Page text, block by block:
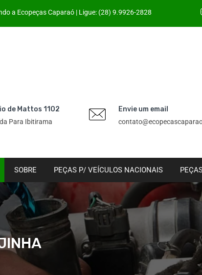
a Ecopeças Caparaó | Ligue: (28) 9.9926-2828
de Mattos 1102
Para Ibitirama
Envie um email
SOBRE PEÇAS P/ VEÍCULOS NACIONAIS